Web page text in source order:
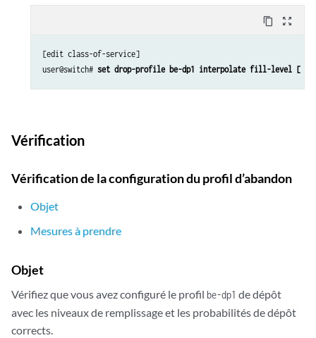
content_copy zoom_out_map
[edit class-of-service]
user@switch# set drop-profile be-dp1 interpolate fill-level [ 25
Vérification
Vérification de la configuration du profil d’abandon
Objet
Mesures à prendre
Objet
Vérifiez que vous avez configuré le profil be-dp1 de dépôt
avec les niveaux de remplissage et les probabilités de dépôt
corrects.